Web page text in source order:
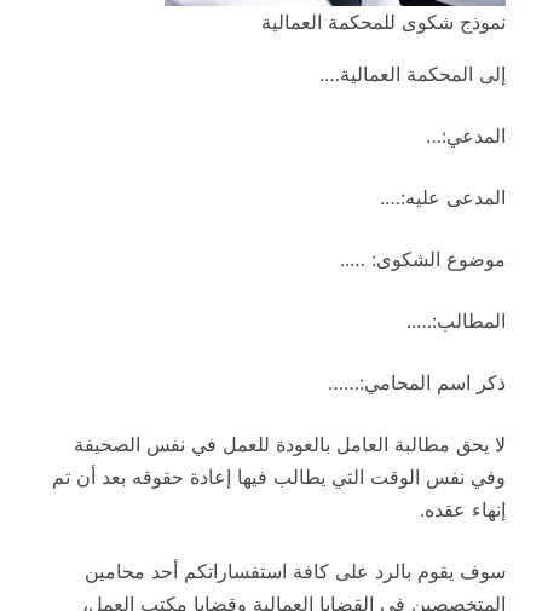
نموذج شكوى للمحكمة العمالية
إلى المحكمة العمالية….
المدعي:…
المدعى عليه:….
موضوع الشكوى: …..
المطالب:…..
ذكر اسم المحامي:……
لا يحق مطالبة العامل بالعودة للعمل في نفس الصحيفة
وفي نفس الوقت التي يطالب فيها إعادة حقوقه بعد أن تم
إنهاء عقده.
سوف يقوم بالرد على كافة استفساراتكم أحد محامين
المتخصصين في القضايا العمالية وقضايا مكتب العمل،